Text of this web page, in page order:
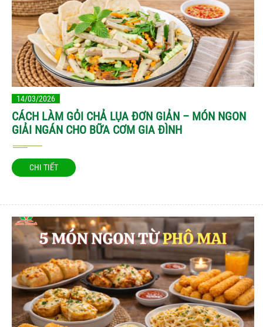
14/03/2026
CÁCH LÀM GỎI CHẢ LỤA ĐƠN GIẢN – MÓN NGON
GIẢI NGÁN CHO BỮA CƠM GIA ĐÌNH
CHI TIẾT